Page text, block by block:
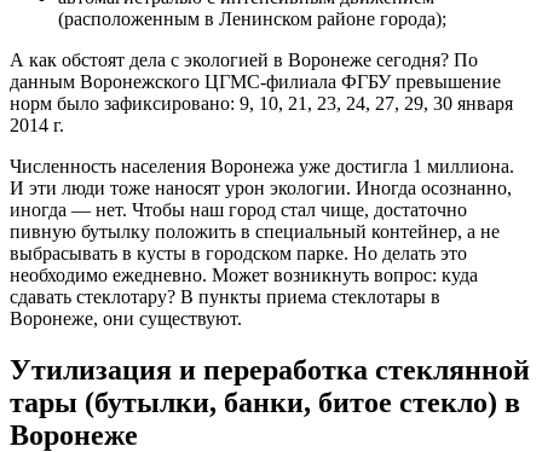
(расположенным в Ленинском районе города);
А как обстоят дела с экологией в Воронеже сегодня? По
данным Воронежского ЦГМС-филиала ФГБУ превышение
норм было зафиксировано: 9, 10, 21, 23, 24, 27, 29, 30 января
2014 г.
Численность населения Воронежа уже достигла 1 миллиона.
И эти люди тоже наносят урон экологии. Иногда осознанно,
иногда — нет. Чтобы наш город стал чище, достаточно
пивную бутылку положить в специальный контейнер, а не
выбрасывать в кусты в городском парке. Но делать это
необходимо ежедневно. Может возникнуть вопрос: куда
сдавать стеклотару? В пункты приема стеклотары в
Воронеже, они существуют.
Утилизация и переработка стеклянной
тары (бутылки, банки, битое стекло) в
Воронеже